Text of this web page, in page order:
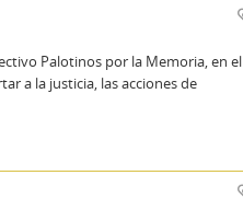
Palotinos por la Memoria, en el
a la justicia, las acciones de